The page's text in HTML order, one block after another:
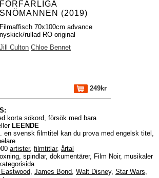
FÖRFÄRLIGA
SNÖMANNEN (2019)
Filmaffisch 70x100cm advance
nyskick/rullad RO original
Jill Culton Chloe Bennet
249kr
korta sökord, försök med bara
LEENDE
en svensk filmtitel kan du prova med engelsk titel,
artister, filmtitlar, årtal
spindlar, dokumentärer, Film Noir, musikaler
kategorisida
, James Bond, Walt Disney, Star Wars,